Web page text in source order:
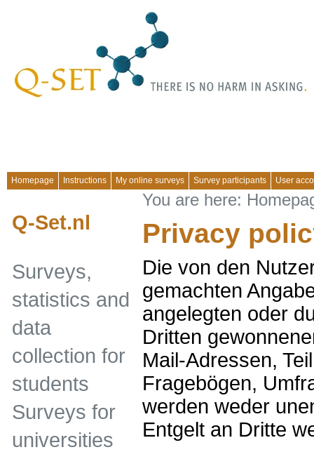
Homepage Instructions My online surveys Survey participants User
You are here:
Privacy
Die von den
gemachten
angelegten oder
Dritten
Mail-Adressen,
Fragebögen,
werden weder
Entgelt an Dritte
Q-Set.nl
Surveys,
statistics and
data
collection for
students
Surveys for
universities